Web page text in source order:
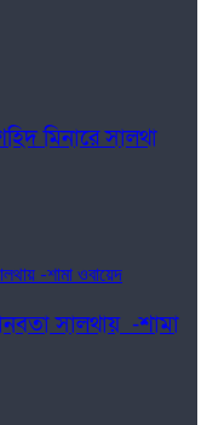
মিনারে সালথা
সালথায় -শামা